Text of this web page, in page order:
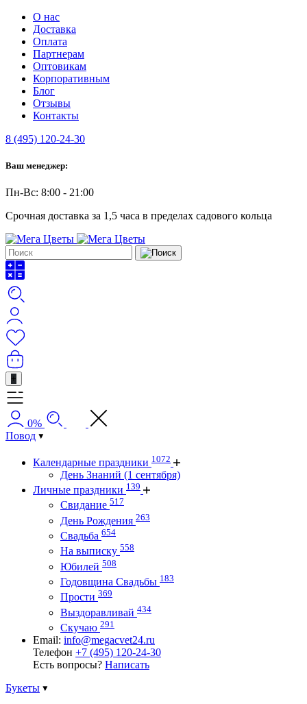
О нас
Доставка
Оплата
Партнерам
Оптовикам
Корпоративным
Блог
Отзывы
Контакты
8 (495) 120-24-30
Ваш менеджер:
Пн-Вс: 8:00 - 21:00
Срочная доставка за 1,5 часа в пределах садового кольца
+
0%
Повод
Календарные праздники 1072
День Знаний (1 сентября)
Личные праздники 139
Свидание 517
День Рождения 263
Свадьба 654
На выписку 558
Юбилей 508
Годовщина Свадьбы 183
Прости 369
Выздоравливай 434
Скучаю 291
Email: info@megacvet24.ru
Телефон +7 (495) 120-24-30
Есть вопросы? Написать
Букеты